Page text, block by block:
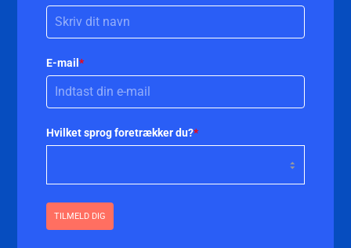
E-mail*
Hvilket sprog foretrækker du?*
TILMELD DIG